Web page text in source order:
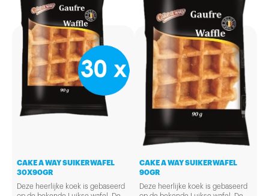
CAKE A WAY SUIKERWAFEL
30X90GR
Deze heerlijke koek is gebaseerd
CAKE A WAY SUIKERWAFEL
90GR
Deze heerlijke koek is gebaseerd